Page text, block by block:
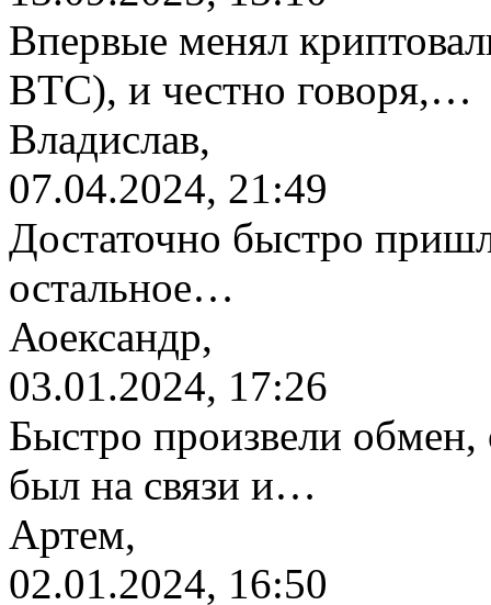
Впервые менял
BTC), и честно говоря,…
Владислав,
07.04.2024, 21:49
Достаточно быстро
остальное…
Аоександр,
03.01.2024, 17:26
Быстро произвели обмен,
был на связи и…
Артем,
02.01.2024, 16:50